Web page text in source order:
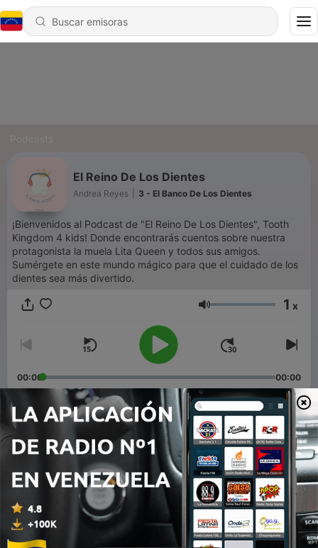
El Reino De Los Dientes
Andrea Reyes 3 - El Banco De Los Dientes
¡Bienvenidos al Podcast de "El Reino De Los Dientes", Tooth
Kingdom 4 kids! Donde encontrarás cuentos sobre nuestra
protagonista la muela Lita Queen y todos sus amigos.
Sumérgete en este mundo mágico para que el cuidado de los
dientes sea más divertido.
Volumen 1 x
00:00 00:00
Episodios
El Banco De Los Dientes
10 nov. 2020
2 - La Puerta Secreta Del Ratón Pérez
21 oct. 2020